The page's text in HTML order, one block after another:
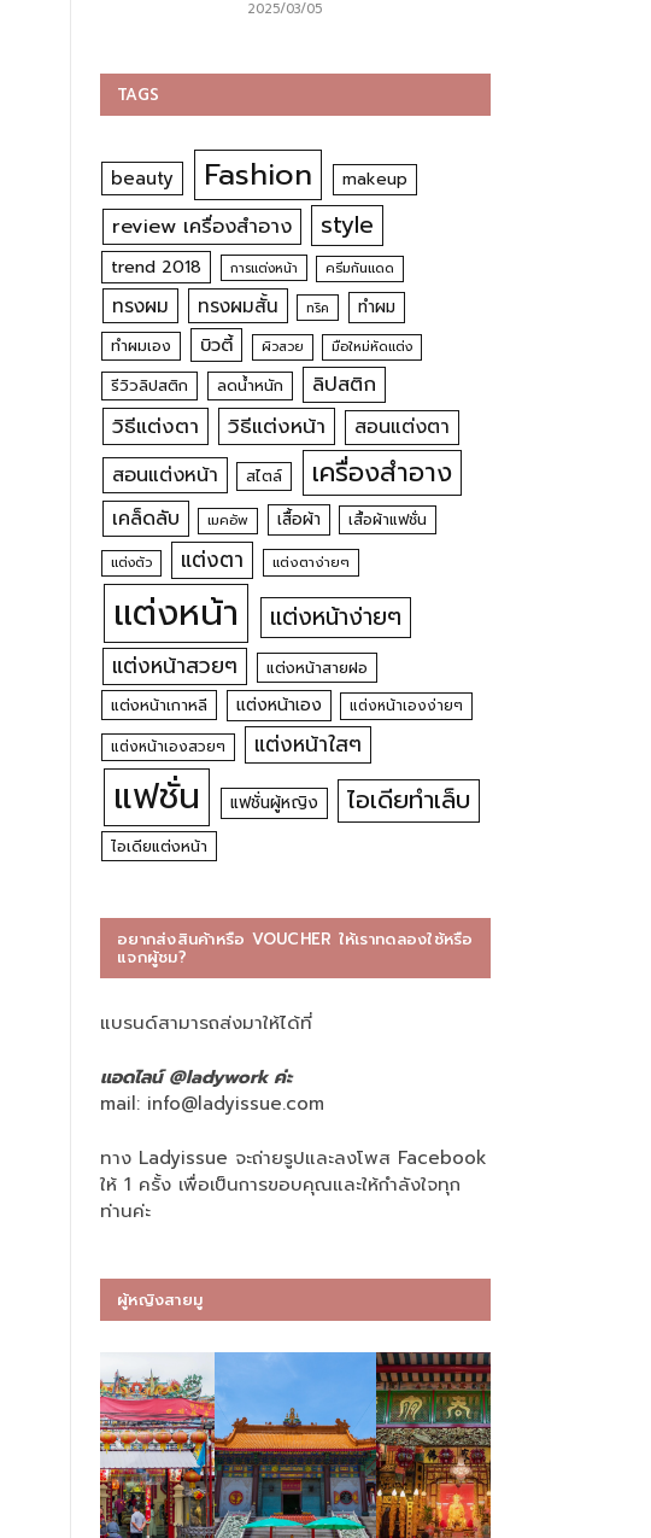
2025/03/05
TAGS
beauty Fashion makeup
review เครื่องสำอาง style
trend 2018 การแต่งหน้า ครีมกันแดด
ทรงผม ทรงผมสั้น ทริค ทำผม
ทำผมเอง บิวตี้ ผิวสวย มือใหม่หัดแต่ง
รีวิวลิปสติก ลดน้ำหนัก ลิปสติก
วิธีแต่งตา วิธีแต่งหน้า สอนแต่งตา
สอนแต่งหน้า สไตล์ เครื่องสำอาง
เคล็ดลับ เมคอัพ เสื้อผ้า เสื้อผ้าแฟชั่น
แต่งตัว แต่งตา แต่งตาง่ายๆ
แต่งหน้า แต่งหน้าง่ายๆ
แต่งหน้าสวยๆ
แต่งหน้าสายฝอ
แต่งหน้าเกาหลี
แต่งหน้าเอง
แต่งหน้าเองง่ายๆ
แต่งหน้าเองสวยๆ
แต่งหน้าใสๆ
แฟชั่น แฟชั่นผู้หญิง ไอเดียทำเล็บ
ไอเดียแต่งหน้า
อยากส่งสินค้าหรือ VOUCHER ให้เราทดลองใช้หรือ
แจกผู้ชม?
แบรนด์สามารถส่งมาให้ได้ที่
แอดไลน์ @ladywork ค่ะ
mail: info@ladyissue.com
ทาง Ladyissue จะถ่ายรูปและลงโพส Facebook
ให้ 1 ครั้ง เพื่อเป็นการขอบคุณและให้กำลังใจทุก
ท่านค่ะ
ผู้หญิงสายมู